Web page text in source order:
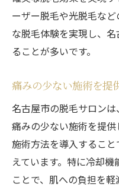
ーザー脱毛や光脱毛な
な脱毛体験を実現し、
ることが多いです。
痛みの少ない施術を提
名古屋市の脱毛サロンは
痛みの少ない施術を提
施術方法を導入するこ
えています。特に冷却
ことで、肌への負担を